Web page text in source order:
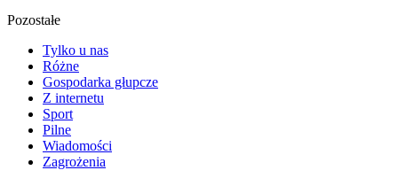
Pozostałe
Tylko u nas
Różne
Gospodarka głupcze
Z internetu
Sport
Pilne
Wiadomości
Zagrożenia